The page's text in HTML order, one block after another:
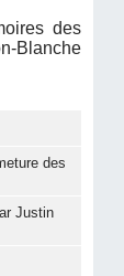
des
Blanche
des
Justin